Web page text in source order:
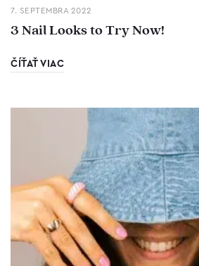
7. SEPTEMBRA 2022
3 Nail Looks to Try Now!
ČÍŤAŤ VIAC